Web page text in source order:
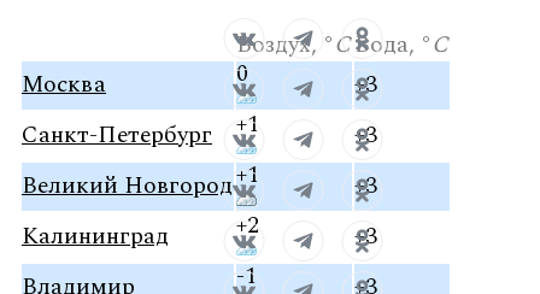
Воздух, °CВода, °C
Москва
0
+3
Санкт-Петербург
+1
+3
Великий Новгород+1
+3
Калининград
+2
+3
Владимир
-1
+3